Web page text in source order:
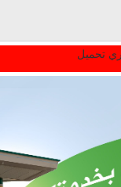
كبار المستثمرين